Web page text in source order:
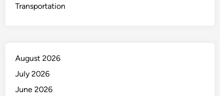
Transportation
August 2026
July 2026
June 2026